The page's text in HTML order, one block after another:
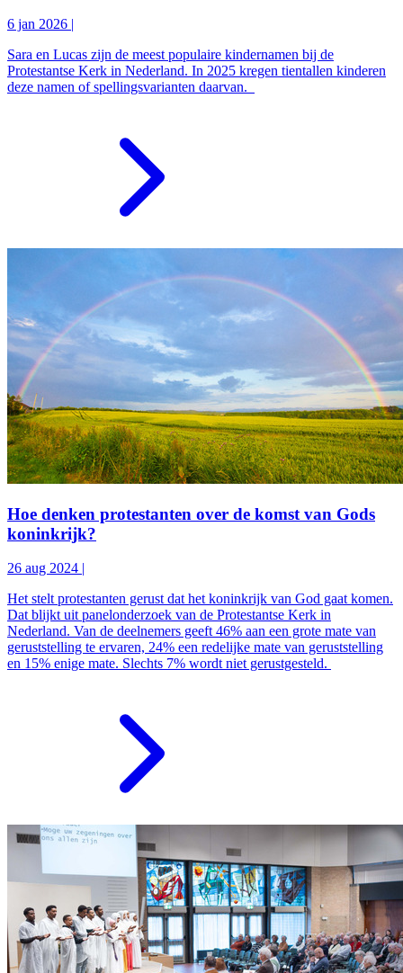
6 jan 2026 |
Sara en Lucas zijn de meest populaire kindernamen bij de
Protestantse Kerk in Nederland. In 2025 kregen tientallen kinderen
deze namen of spellingsvarianten daarvan.
Hoe denken protestanten over de komst van Gods
koninkrijk?
26 aug 2024 |
Het stelt protestanten gerust dat het koninkrijk van God gaat komen.
Dat blijkt uit panelonderzoek van de Protestantse Kerk in
Nederland. Van de deelnemers geeft 46% aan een grote mate van
geruststelling te ervaren, 24% een redelijke mate van geruststelling
en 15% enige mate. Slechts 7% wordt niet gerustgesteld.